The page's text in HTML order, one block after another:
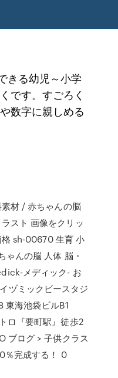
きる幼児～小学
です。すごろく
数字に親しめる
材 / 赤ちゃんの脳
スト 画像をクリッ
sh-00670 生育 小
ゃんの脳 人体 脳・
メディック- お
ヅミックビースタジ
東海池袋ビルB1
ロ『要町駅』徒歩2
ブログ > 子供クラス
％完成する！ 0